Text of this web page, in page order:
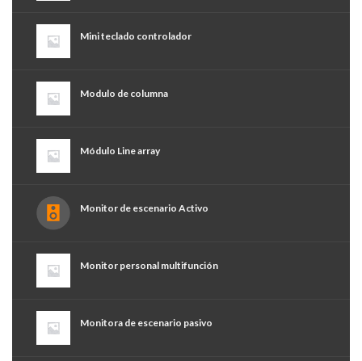
Mini teclado controlador
Modulo de columna
Módulo Line array
Monitor de escenario Activo
Monitor personal multifunción
Monitora de escenario pasivo